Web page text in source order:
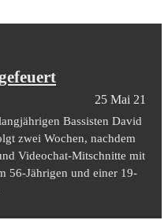
25 Mai 21
Bassisten David
zwei Wochen, nachdem
Videochat-Mitschnitte mit
56-Jährigen und einer 19-